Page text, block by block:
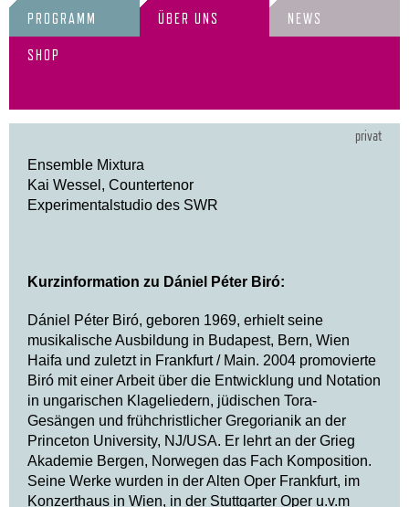
PROGRAMM ÜBER UNS NEWS
SHOP
privat
Ensemble Mixtura
Kai Wessel, Countertenor
Experimentalstudio des SWR
Kurzinformation zu Dániel Péter Biró:
Dániel Péter Biró, geboren 1969, erhielt seine
musikalische Ausbildung in Budapest, Bern, Wien
Haifa und zuletzt in Frankfurt / Main. 2004 promovierte
Biró mit einer Arbeit über die Entwicklung und Notation
in ungarischen Klageliedern, jüdischen Tora-
Gesängen und frühchristlicher Gregorianik an der
Princeton University, NJ/USA. Er lehrt an der Grieg
Akademie Bergen, Norwegen das Fach Komposition.
Seine Werke wurden in der Alten Oper Frankfurt, im
Konzerthaus in Wien, in der Stuttgarter Oper u.v.m